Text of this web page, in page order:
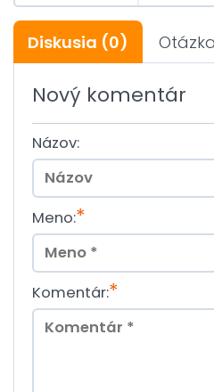
Diskusia (0)
Nový komentár
Názov:
Meno:*
Komentár:*